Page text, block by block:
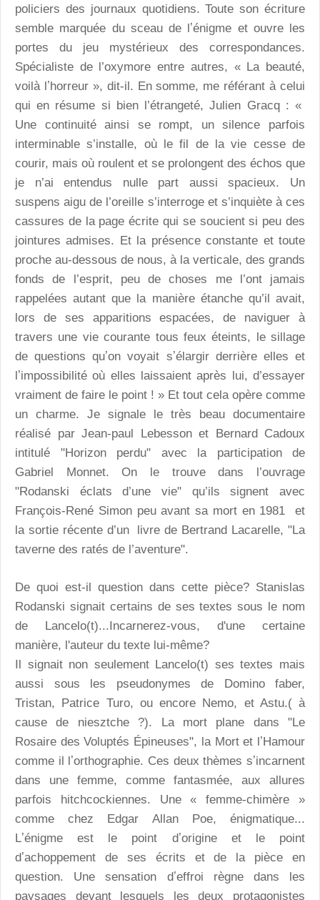
policiers des journaux quotidiens. Toute son écriture
semble marquée du sceau de lʼénigme et ouvre les
portes du jeu mystérieux des correspondances.
Spécialiste de l’oxymore entre autres, « La beauté,
voilà lʼhorreur », dit-il. En somme, me référant à celui
qui en résume si bien l’étrangeté, Julien Gracq : «
Une continuité ainsi se rompt, un silence parfois
interminable s’installe, où le fil de la vie cesse de
courir, mais où roulent et se prolongent des échos que
je n’ai entendus nulle part aussi spacieux. Un
suspens aigu de l’oreille s’interroge et s’inquiète à ces
cassures de la page écrite qui se soucient si peu des
jointures admises. Et la présence constante et toute
proche au-dessous de nous, à la verticale, des grands
fonds de l’esprit, peu de choses me l’ont jamais
rappelées autant que la manière étanche qu’il avait,
lors de ses apparitions espacées, de naviguer à
travers une vie courante tous feux éteints, le sillage
de questions quʼon voyait sʼélargir derrière elles et
lʼimpossibilité où elles laissaient après lui, d’essayer
vraiment de faire le point ! » Et tout cela opère comme
un charme. Je signale le très beau documentaire
réalisé par Jean-paul Lebesson et Bernard Cadoux
intitulé "Horizon perdu" avec la participation de
Gabriel Monnet. On le trouve dans l’ouvrage
"Rodanski éclats d’une vie" qu’ils signent avec
François-René Simon peu avant sa mort en 1981 et
la sortie récente d’un livre de Bertrand Lacarelle, "La
taverne des ratés de l’aventure".
De quoi est-il question dans cette pièce? Stanislas
Rodanski signait certains de ses textes sous le nom
de Lancelo(t)...Incarnerez-vous, d'une certaine
manière, l'auteur du texte lui-même?
Il signait non seulement Lancelo(t) ses textes mais
aussi sous les pseudonymes de Domino faber,
Tristan, Patrice Turo, ou encore Nemo, et Astu.( à
cause de niesztche ?). La mort plane dans "Le
Rosaire des Voluptés Épineuses", la Mort et lʼHamour
comme il lʼorthographie. Ces deux thèmes sʼincarnent
dans une femme, comme fantasmée, aux allures
parfois hitchcockiennes. Une « femme-chimère »
comme chez Edgar Allan Poe, énigmatique...
Lʼénigme est le point dʼorigine et le point
dʼachoppement de ses écrits et de la pièce en
question. Une sensation dʼeffroi règne dans les
paysages devant lesquels les deux protagonistes